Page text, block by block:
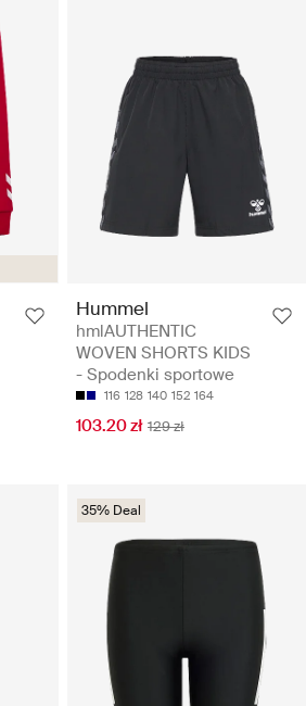
Hummel
hmlAUTHENTIC
WOVEN SHORTS KIDS
- Spodenki sportowe
116 128 140 152 164
103.20 zł 129 zł
35% Deal